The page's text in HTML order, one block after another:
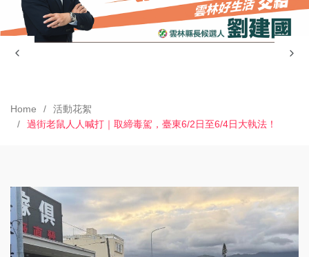
Home
活動花絮
過街老鼠人人喊打｜取締毒駕，臺東6/2日至6/4日大執法！